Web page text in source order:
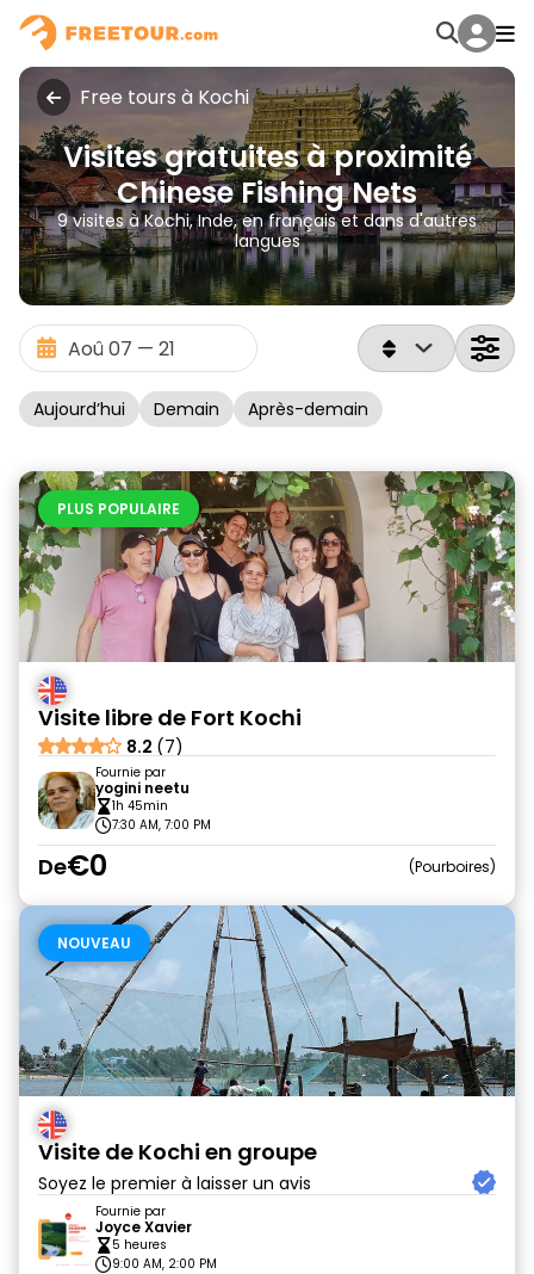
Free tours à Kochi
Visites gratuites à proximité
Chinese Fishing Nets
9 visites à Kochi, Inde, en français et dans d'autres
langues
Aujourd’hui Demain Après-demain
PLUS POPULAIRE
Visite libre de Fort Kochi
8.2 (7)
Fournie par
yogini neetu
1h 45min
7:30 AM, 7:00 PM
De€0 Pourboires
NOUVEAU
Visite de Kochi en groupe
Soyez le premier à laisser un avis
Fournie par
Joyce Xavier
5 heures
9:00 AM, 2:00 PM